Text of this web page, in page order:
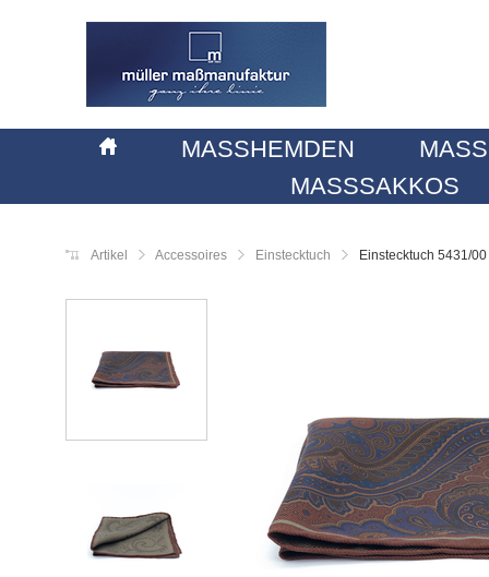
MASSHEMDEN
MASSSAKKOS
Artikel Accessoires Einstecktuch Einstecktuch 5431/00